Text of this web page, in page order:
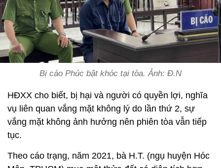
Bị cáo Phúc bật khóc tại tòa. Ảnh: Đ.N
HĐXX cho biết, bị hại và người có quyền lợi, nghĩa
vụ liên quan vắng mặt không lý do lần thứ 2, sự
vắng mặt không ảnh hưởng nên phiên tòa vẫn tiếp
tục.
Theo cáo trạng, năm 2021, bà H.T. (ngụ huyện Hóc